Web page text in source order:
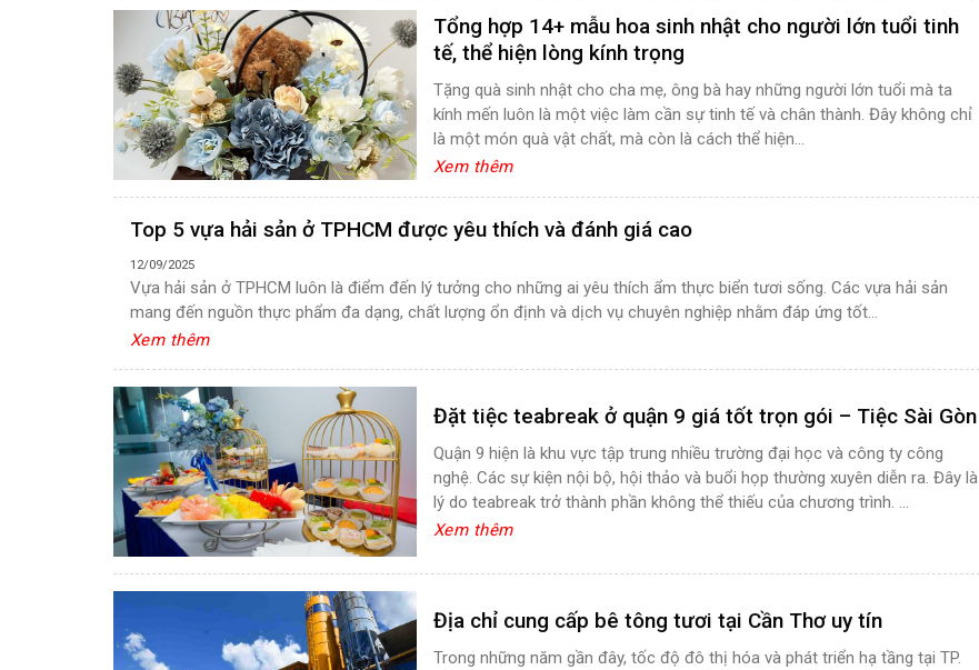
Tổng hợp 14+ mẫu hoa sinh nhật cho người lớn tuổi tinh
tế, thể hiện lòng kính trọng
Tặng quà sinh nhật cho cha mẹ, ông bà hay những người lớn tuổi mà ta
kính mến luôn là một việc làm cần sự tinh tế và chân thành. Đây không chỉ
là một món quà vật chất, mà còn là cách thể hiện...
Xem thêm
Top 5 vựa hải sản ở TPHCM được yêu thích và đánh giá cao
12/09/2025
Vựa hải sản ở TPHCM luôn là điểm đến lý tưởng cho những ai yêu thích ẩm thực biển tươi sống. Các vựa hải sản
mang đến nguồn thực phẩm đa dạng, chất lượng ổn định và dịch vụ chuyên nghiệp nhằm đáp ứng tốt...
Xem thêm
Đặt tiệc teabreak ở quận 9 giá tốt trọn gói – Tiệc Sài Gòn
Quận 9 hiện là khu vực tập trung nhiều trường đại học và công ty công
nghệ. Các sự kiện nội bộ, hội thảo và buổi họp thường xuyên diễn ra. Đây là
lý do teabreak trở thành phần không thể thiếu của chương trình. ...
Xem thêm
Địa chỉ cung cấp bê tông tươi tại Cần Thơ uy tín
Trong những năm gần đây, tốc độ đô thị hóa và phát triển hạ tầng tại TP.